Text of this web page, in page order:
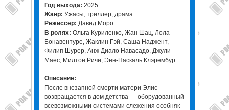
Год выхода: 2025
Жанр: Ужасы, триллер, драма
Режиссер: Давид Моро
В ролях: Ольга Куриленко, Жан Шац, Лола
Бонавентуре, Жаклин Гэй, Саша Наджент,
Филип Шурер, Анж Диало Навасадо, Джули
Маес, Милтон Ричи, Энн-Паскаль Клэрембур
Описание:
После внезапной смерти матери Элис
возвращается в дом детства — оборудованный
всевозможными системами слежения особняк